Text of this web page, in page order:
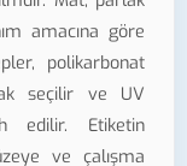
amacına göre
polikarbonat
seçilir ve UV
edilir. Etiketin
ve çalışma